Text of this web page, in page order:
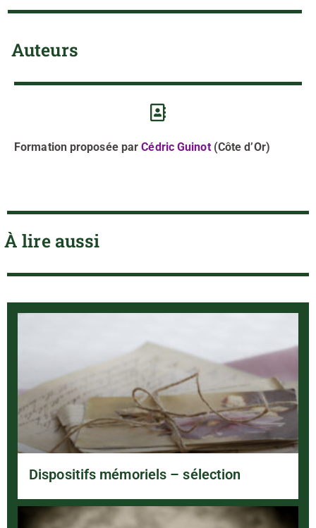
Auteurs
Formation proposée par Cédric Guinot (Côte d’Or)
À lire aussi
Dispositifs mémoriels – sélection